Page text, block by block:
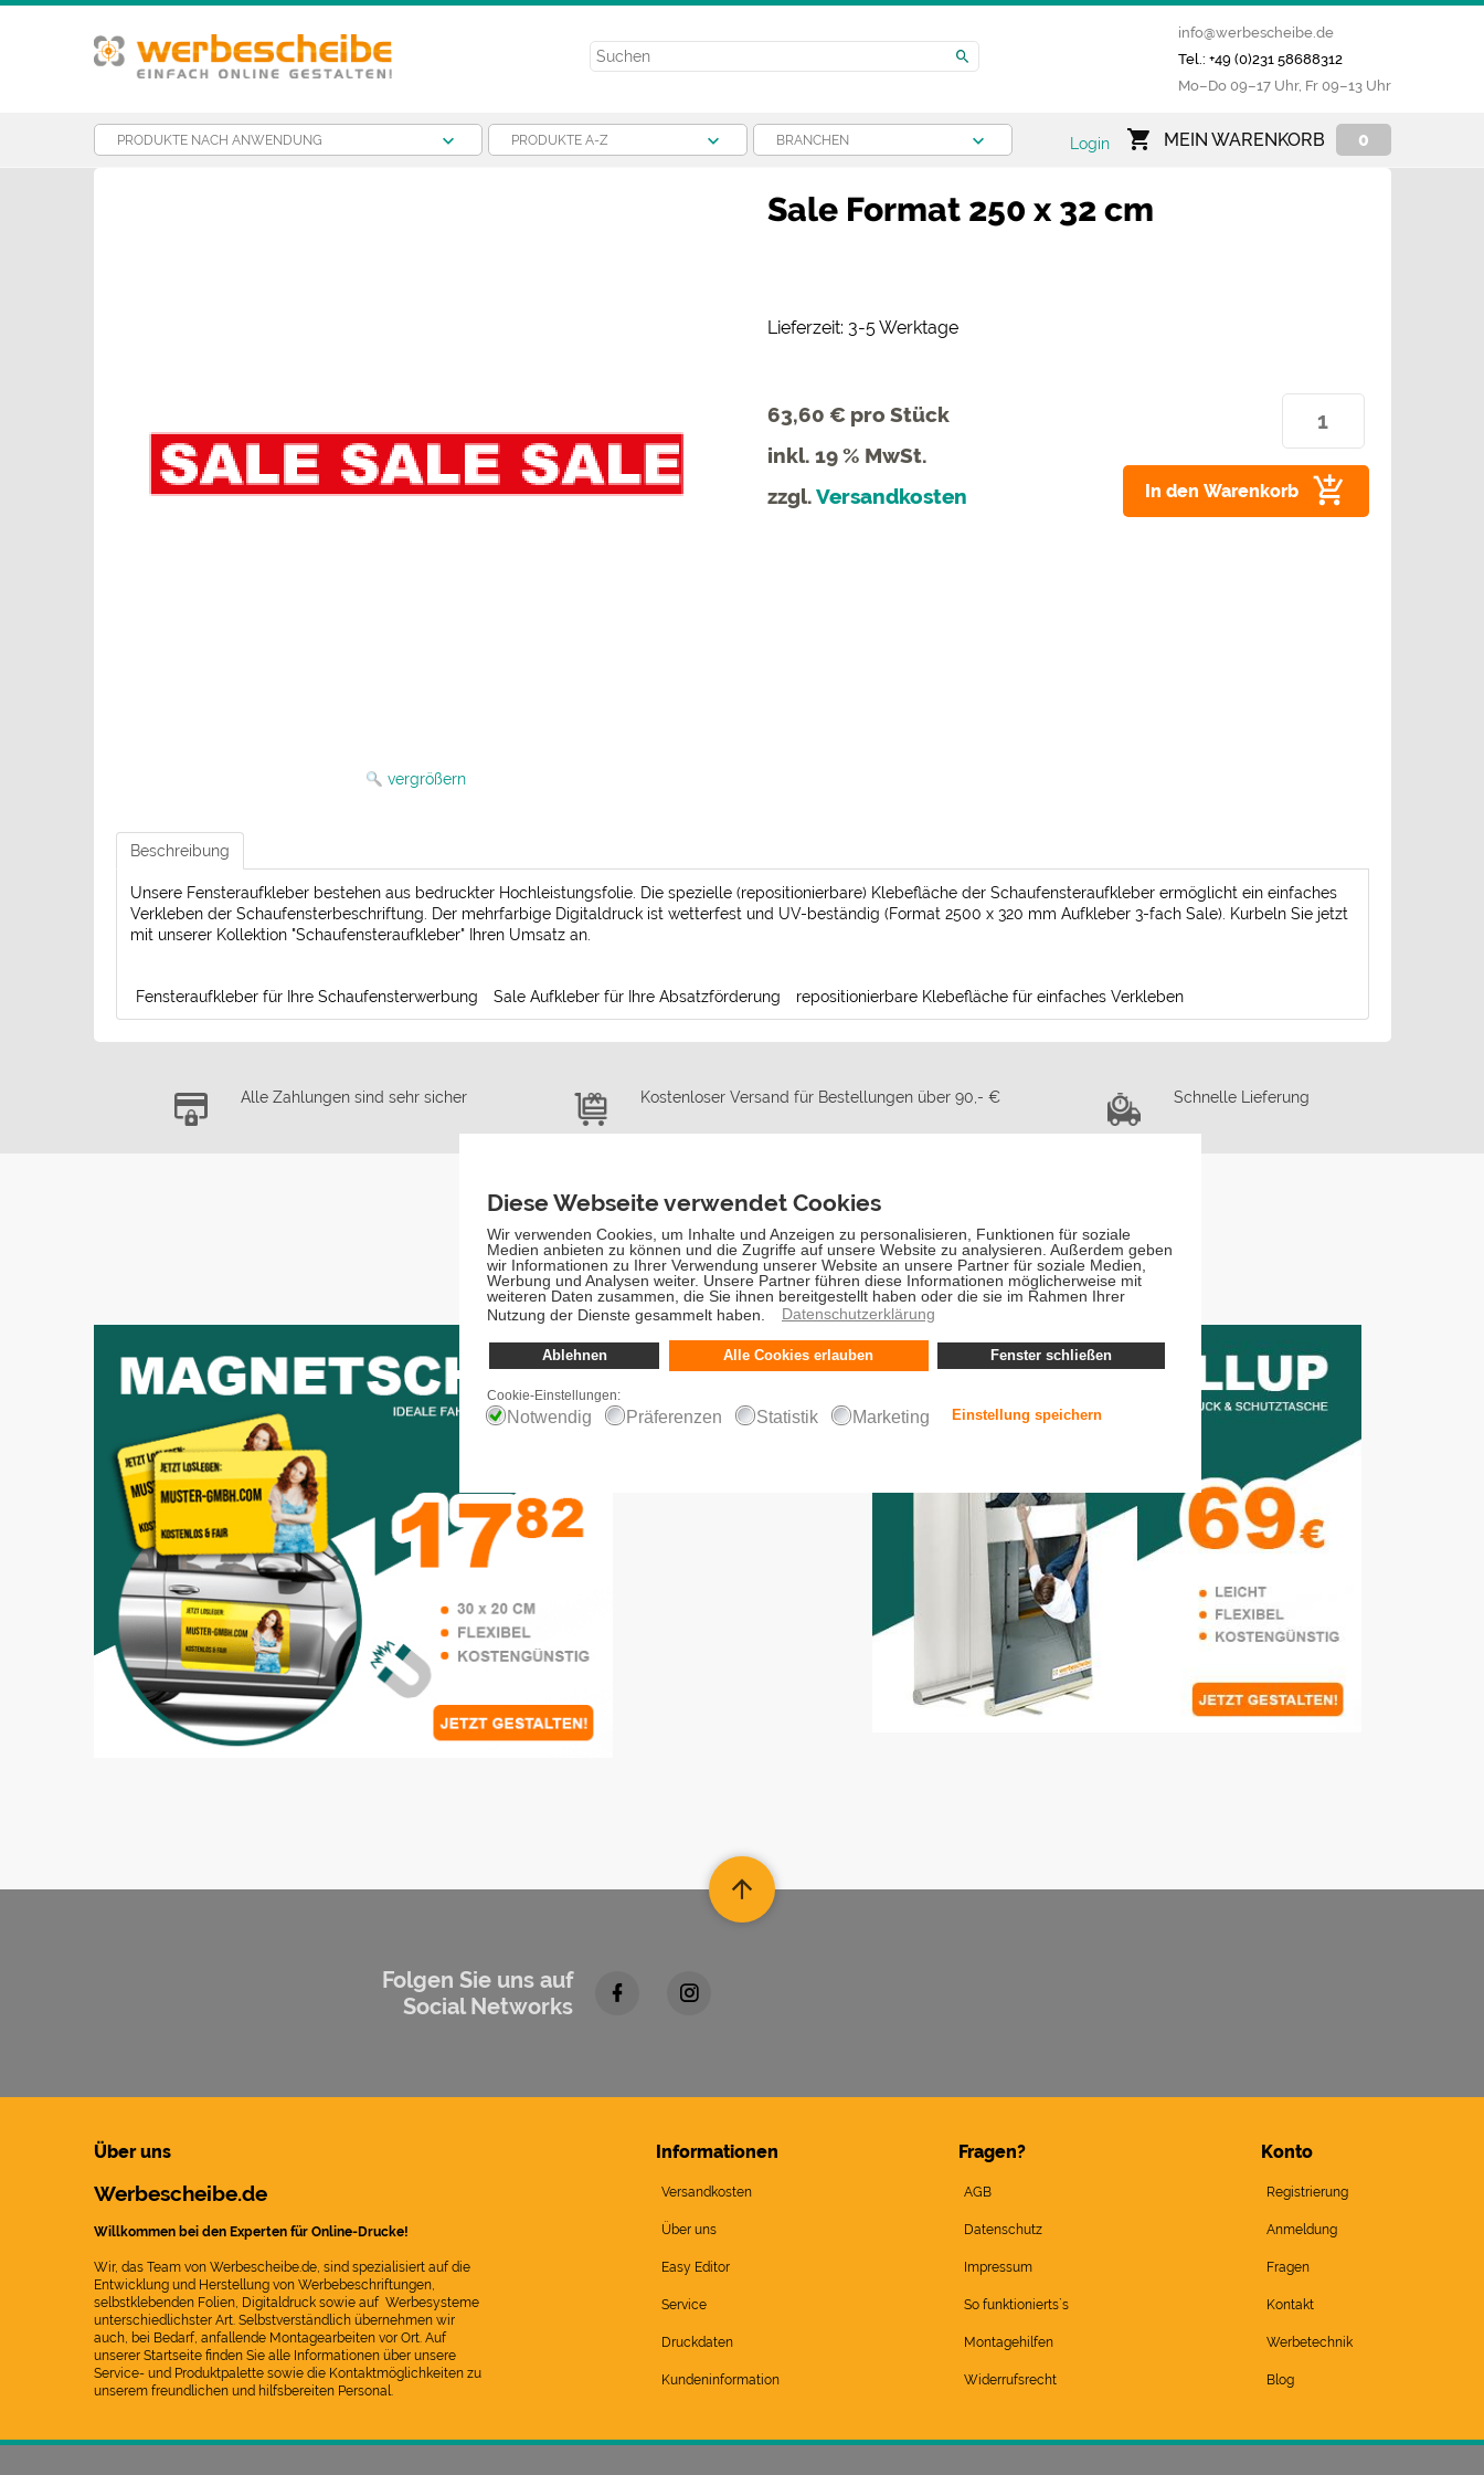
info@werbescheibe.de
Tel.: +49 (0)231 58688312
Mo­–Do 09–17 Uhr, Fr 09–13 Uhr
PRODUKTE NACH ANWENDUNG PRODUKTE A-Z BRANCHEN Login MEIN WARENKORB 0
vergrößern
Sale Format 250 x 32 cm
Lieferzeit: 3-5 Werktage
63,60 €pro Stück
inkl. 19 % MwSt.
zzgl.Versandkosten In den Warenkorb
Beschreibung
Unsere Fensteraufkleber bestehen aus bedruckter Hochleistungsfolie. Die spezielle (repositionierbare) Klebefläche der Schaufensteraufkleber ermöglicht ein einfaches
Verkleben der Schaufensterbeschriftung. Der mehrfarbige Digitaldruck ist wetterfest und UV-beständig (Format 2500 x 320 mm Aufkleber 3-fach Sale). Kurbeln Sie jetzt
mit unserer Kollektion "Schaufensteraufkleber" Ihren Umsatz an.
Fensteraufkleber für Ihre Schaufensterwerbung Sale Aufkleber für Ihre Absatzförderung repositionierbare Klebefläche für einfaches Verkleben
Alle Zahlungen sind sehr sicher Kostenloser Versand für Bestellungen über 90,- € Schnelle Lieferung
Folgen Sie uns auf
Social Networks
Über uns
Werbescheibe.de
Willkommen bei den Experten für Online-Drucke!
Wir, das Team von Werbescheibe.de, sind spezialisiert auf die
Entwicklung und Herstellung von Werbebeschriftungen,
selbstklebenden Folien, Digitaldruck sowie auf Werbesysteme
unterschiedlichster Art. Selbstverständlich übernehmen wir
auch, bei Bedarf, anfallende Montagearbeiten vor Ort. Auf
unserer Startseite finden Sie alle Informationen über unsere
Service- und Produktpalette sowie die Kontaktmöglichkeiten zu
unserem freundlichen und hilfsbereiten Personal.
Informationen
Versandkosten
Über uns
Easy Editor
Service
Druckdaten
Kundeninformation
Fragen?
AGB
Datenschutz
Impressum
So funktionierts`s
Montagehilfen
Widerrufsrecht
Konto
Registrierung
Anmeldung
Fragen
Kontakt
Werbetechnik
Blog